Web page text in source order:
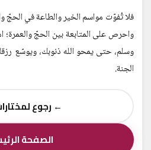
فلا تُفوّت مواسم الخير والطاعة في الحجّ
واحرص على المتابعة بين الحجّ والعمرة؛
وسلم، حتى يمحو الله ذنوبك، ويوسّع
الجنة.
← رجوع
الصفحة